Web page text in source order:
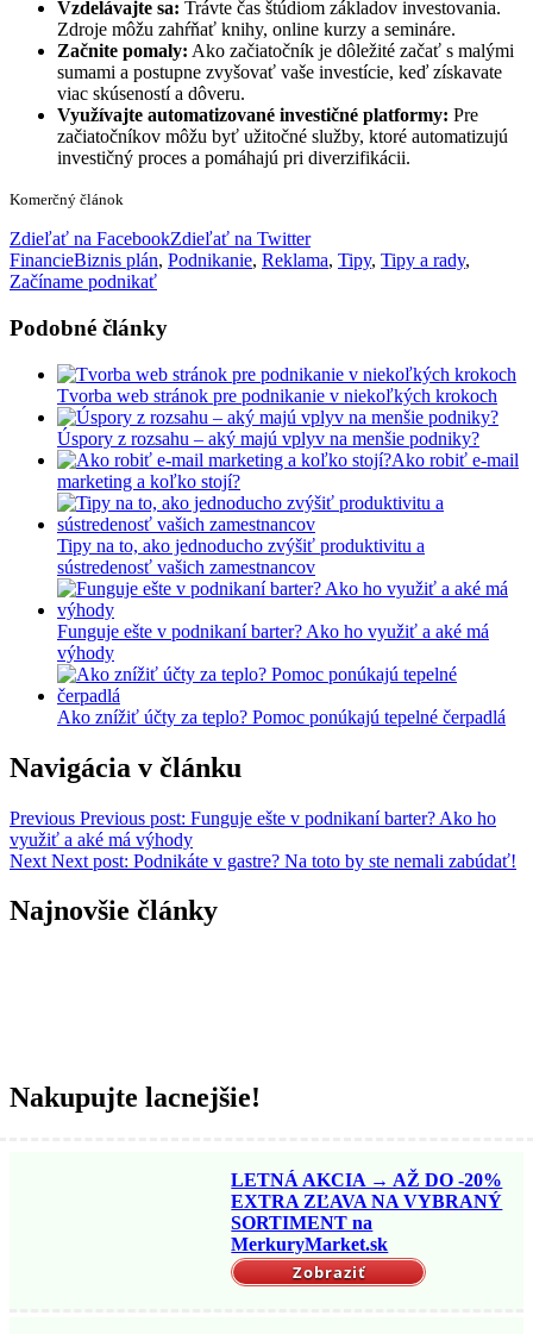
Vzdelávajte sa: Trávte čas štúdiom základov investovania.
Zdroje môžu zahŕňať knihy, online kurzy a semináre.
Začnite pomaly: Ako začiatočník je dôležité začať s malými
sumami a postupne zvyšovať vaše investície, keď získavate
viac skúseností a dôveru.
Využívajte automatizované investičné platformy: Pre
začiatočníkov môžu byť užitočné služby, ktoré automatizujú
investičný proces a pomáhajú pri diverzifikácii.
Komerčný článok
Zdieľať na FacebookZdieľať na Twitter
FinancieBiznis plán, Podnikanie, Reklama, Tipy, Tipy a rady,
Začíname podnikať
Podobné články
Tvorba web stránok pre podnikanie v niekoľkých krokoch
Úspory z rozsahu – aký majú vplyv na menšie podniky?
Ako robiť e-mail
marketing a koľko stojí?
Tipy na to, ako jednoducho zvýšiť produktivitu a
sústredenosť vašich zamestnancov
Funguje ešte v podnikaní barter? Ako ho využiť a aké má
výhody
Ako znížiť účty za teplo? Pomoc ponúkajú tepelné čerpadlá
Navigácia v článku
Previous Previous post: Funguje ešte v podnikaní barter? Ako ho
využiť a aké má výhody
Next Next post: Podnikáte v gastre? Na toto by ste nemali zabúdať!
Najnovšie články
Nakupujte lacnejšie!
LETNÁ AKCIA → AŽ DO -20%
EXTRA ZĽAVA NA VYBRANÝ
SORTIMENT na
MerkuryMarket.sk
Zobraziť